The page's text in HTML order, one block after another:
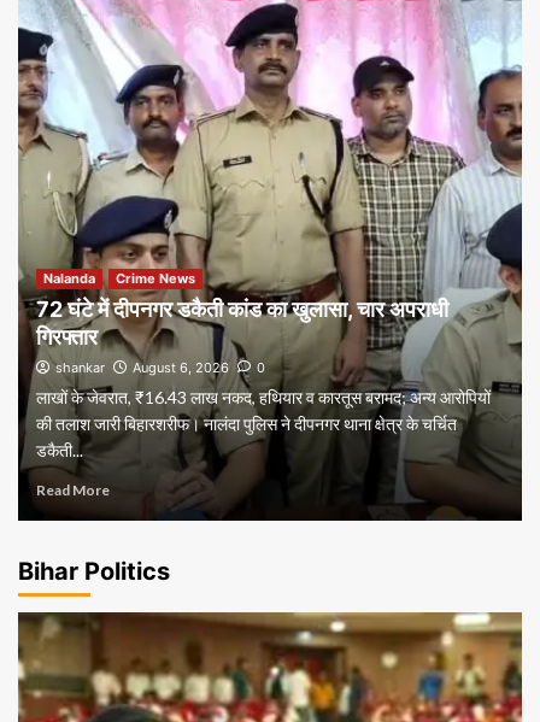
Nalanda Crime News
72 घंटे में दीपनगर डकैती कांड का खुलासा, चार अपराधी
गिरफ्तार
shankar August 6, 2026 0
लाखों के जेवरात, ₹16.43 लाख नकद, हथियार व कारतूस बरामद; अन्य आरोपियों
की तलाश जारी बिहारशरीफ। नालंदा पुलिस ने दीपनगर थाना क्षेत्र के चर्चित
डकैती...
Read More
Bihar Politics